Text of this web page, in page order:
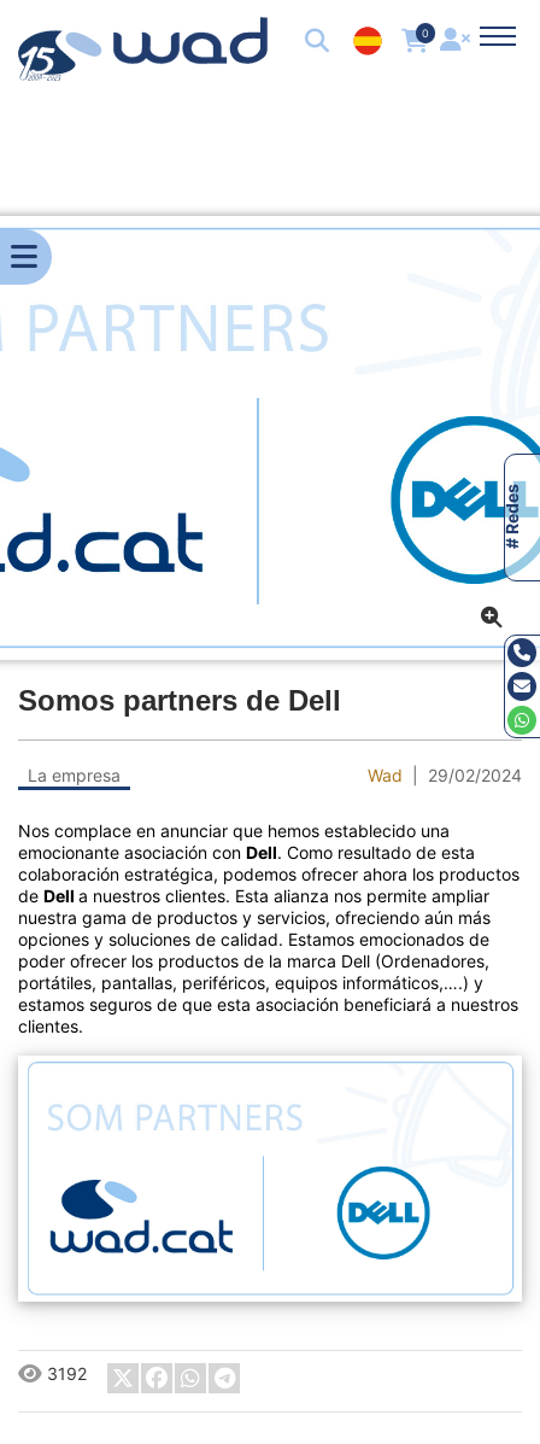
0
Somos partners de Dell
La empresa Wad | 29/02/2024
Nos complace en anunciar que hemos establecido una
emocionante asociación con Dell. Como resultado de esta
colaboración estratégica, podemos ofrecer ahora los productos
de Dell a nuestros clientes. Esta alianza nos permite ampliar
nuestra gama de productos y servicios, ofreciendo aún más
opciones y soluciones de calidad. Estamos emocionados de
poder ofrecer los productos de la marca Dell (Ordenadores,
portátiles, pantallas, periféricos, equipos informáticos,….) y
estamos seguros de que esta asociación beneficiará a nuestros
clientes.
3192
# Redes